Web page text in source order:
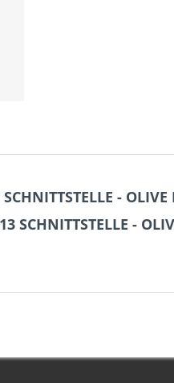
- OLIVE
-